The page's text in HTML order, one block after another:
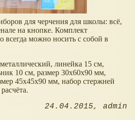
для черчения для школы: всё,
на кнопке. Комплект
всегда можно носить с собой в
линейка 15 см,
10 см, размер 30x60x90 мм,
45x45x90 мм, набор стержней
24.04.2015 admin